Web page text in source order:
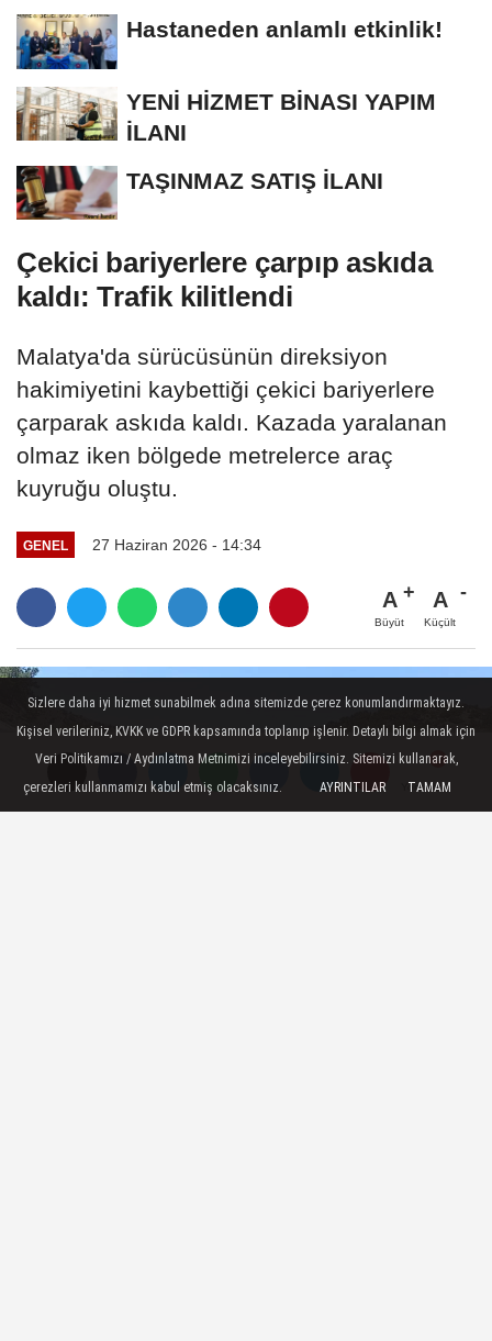
Yorumlar
Yorumlar
Hastaneden anlamlı etkinlik!
YENİ HİZMET BİNASI YAPIM
İLANI
TAŞINMAZ SATIŞ İLANI
Çekici bariyerlere çarpıp askıda
kaldı: Trafik kilitlendi
Malatya'da sürücüsünün direksiyon
hakimiyetini kaybettiği çekici bariyerlere
çarparak askıda kaldı. Kazada yaralanan
olmaz iken bölgede metrelerce araç
kuyruğu oluştu.
GENEL 27 Haziran 2026 - 14:34
Yorumlar
A
Büyüt
A
Küçült
Sizlere daha iyi hizmet sunabilmek adına sitemizde çerez konumlandırmaktayız.
Kişisel verileriniz, KVKK ve GDPR kapsamında toplanıp işlenir. Detaylı bilgi almak için
Veri Politikamızı / Aydınlatma Metnimizi inceleyebilirsiniz. Sitemizi kullanarak,
çerezleri kullanmamızı kabul etmiş olacaksınız.
AYRINTILAR TAMAM